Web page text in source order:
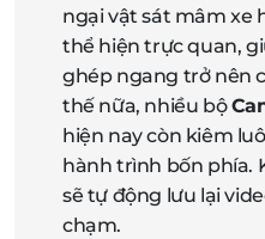
ngại vật sát mâm xe
thể hiện trực quan,
ghép ngang trở nên
thế nữa, nhiều bộ
hiện nay còn kiêm
hành trình bốn phía.
sẽ tự động lưu lại
chạm.